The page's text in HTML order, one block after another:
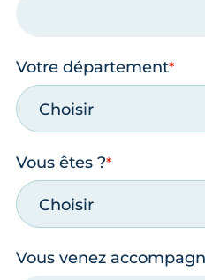
Votre département
Choisir
Vous êtes ?
Choisir
Vous venez